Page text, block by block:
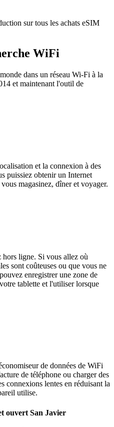
sur tous les achats eSIM
WiFi
dans un réseau Wi-Fi à la
et maintenant l'outil de
et la connexion à des
puissiez obtenir un Internet
magasinez, dîner et voyager.
hors ligne. Si vous allez où
sont coûteuses ou que vous ne
enregistrer une zone de
tablette et l'utiliser lorsque
de données de WiFi
de téléphone ou charger des
connexions lentes en réduisant la
utilise.
ouvert San Javier